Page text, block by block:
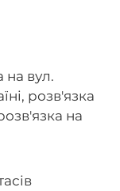
на вул.
розв'язка
на